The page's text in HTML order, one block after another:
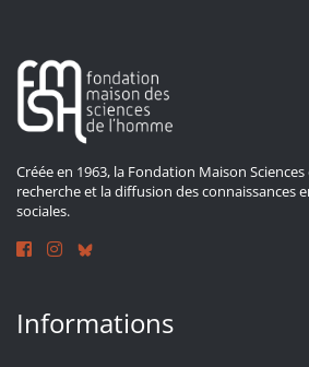
Créée en 1963, la Fondation Maison
recherche et la diffusion des connaissances
sociales.
Informations